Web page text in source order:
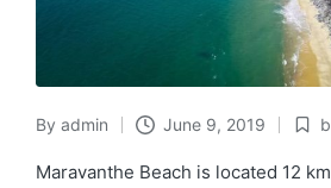
Posted
by
By admin June 9, 2019
in
Maravanthe Beach is located 12